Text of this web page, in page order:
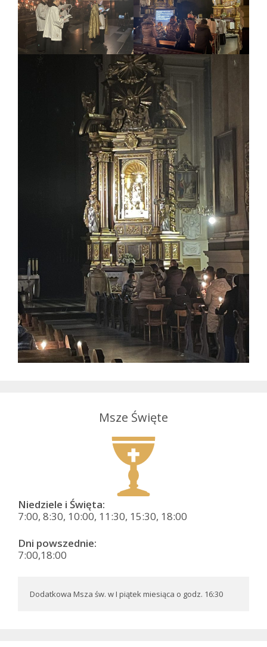
Msze Święte
Niedziele i Święta:
7:00, 8:30, 10:00, 11:30, 15:30, 18:00
Dni powszednie:
7:00,18:00
Dodatkowa Msza św. w I piątek miesiąca o godz. 16:30